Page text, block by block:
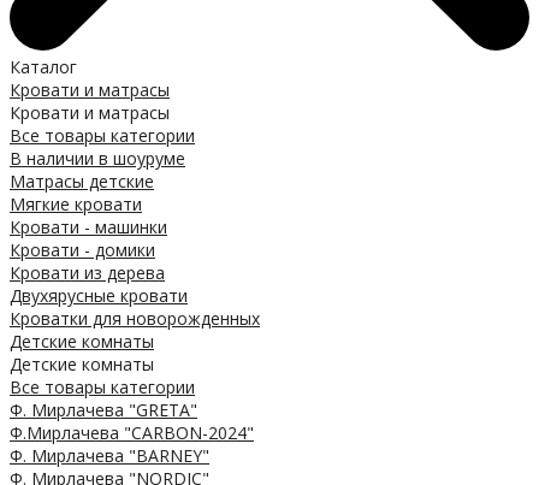
Каталог
Кровати и матрасы
Кровати и матрасы
Все товары категории
В наличии в шоуруме
Матрасы детские
Мягкие кровати
Кровати - машинки
Кровати - домики
Кровати из дерева
Двухярусные кровати
Кроватки для новорожденных
Детские комнаты
Детские комнаты
Все товары категории
Ф. Мирлачева "GRETA"
Ф.Мирлачева "CARBON-2024"
Ф. Мирлачева "BARNEY"
Ф. Мирлачева "NORDIC"